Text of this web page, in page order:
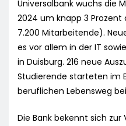
Universalbank wuchs die
2024 um knapp 3 Prozent
7.200 Mitarbeitende).
es vor allem in der IT
in Duisburg. 216 neue
Studierende starteten im
beruflichen Lebensweg bei
Die Bank bekennt sich zur